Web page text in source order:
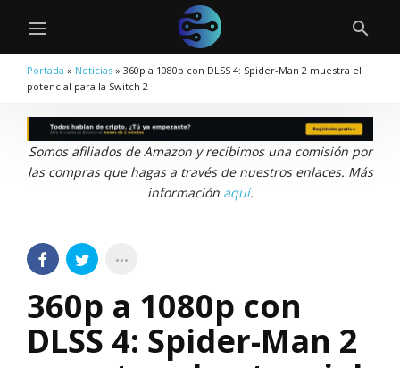
Portada » Noticias » 360p a 1080p con DLSS 4: Spider-Man 2 muestra el
potencial para la Switch 2
Somos afiliados de Amazon y recibimos una comisión por
las compras que hagas a través de nuestros enlaces. Más
información aquí.
360p a 1080p con
DLSS 4: Spider-Man 2